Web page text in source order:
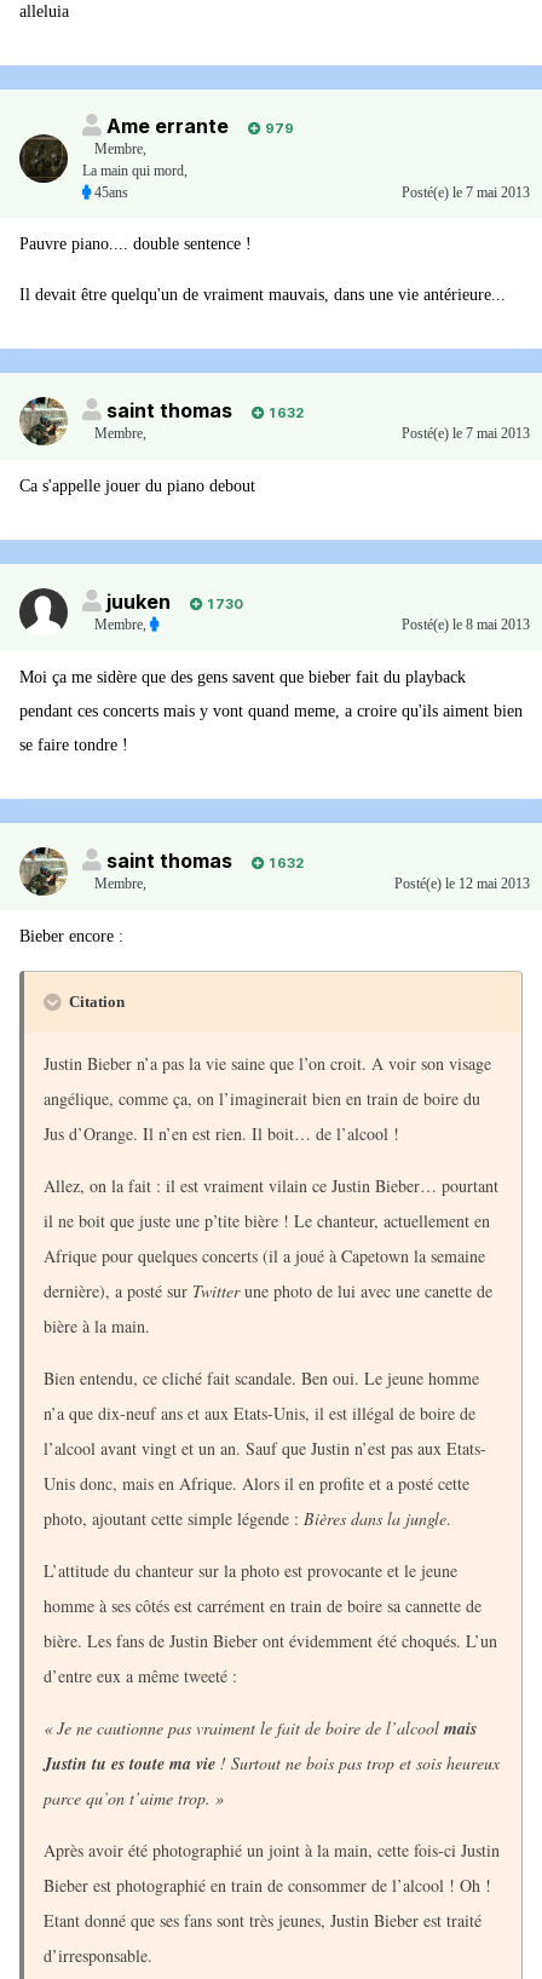
alleluia
Ame errante
979
Membre,
La main qui mord,
45ans
Posté(e) le 7 mai 2013
Pauvre piano.... double sentence !
Il devait être quelqu'un de vraiment mauvais, dans une vie antérieure...
saint thomas
1 632
Membre, Posté(e) le 7 mai 2013
Ca s'appelle jouer du piano debout
juuken
1 730
Membre, Posté(e) le 8 mai 2013
Moi ça me sidère que des gens savent que bieber fait du playback
pendant ces concerts mais y vont quand meme, a croire qu'ils aiment bien
se faire tondre !
saint thomas
1 632
Membre, Posté(e) le 12 mai 2013
Bieber encore :
Citation
Justin Bieber n’a pas la vie saine que l’on croit. A voir son visage
angélique, comme ça, on l’imaginerait bien en train de boire du
Jus d’Orange. Il n’en est rien. Il boit… de l’alcool !
Allez, on la fait : il est vraiment vilain ce Justin Bieber… pourtant
il ne boit que juste une p’tite bière ! Le chanteur, actuellement en
Afrique pour quelques concerts (il a joué à Capetown la semaine
dernière), a posté sur Twitterune photo de lui avec une canette de
bière à la main.
Bien entendu, ce cliché fait scandale. Ben oui. Le jeune homme
n’a que dix-neuf ans et aux Etats-Unis, il est illégal de boire de
l’alcool avant vingt et un an. Sauf que Justin n’est pas aux Etats-
Unis donc, mais en Afrique. Alors il en profite et a posté cette
photo, ajoutant cette simple légende : Bières dans la jungle.
L’attitude du chanteur sur la photo est provocante et le jeune
homme à ses côtés est carrément en train de boire sa cannette de
bière. Les fans de Justin Bieber ont évidemment été choqués. L’un
d’entre eux a même tweeté :
« Je ne cautionne pas vraiment le fait de boire de l’alcool mais
Justin tu es toute ma vie ! Surtout ne bois pas trop et sois heureux
parce qu’on t’aime trop. »
Après avoir été photographié un joint à la main, cette fois-ci Justin
Bieber est photographié en train de consommer de l’alcool ! Oh !
Etant donné que ses fans sont très jeunes, Justin Bieber est traité
d’irresponsable.